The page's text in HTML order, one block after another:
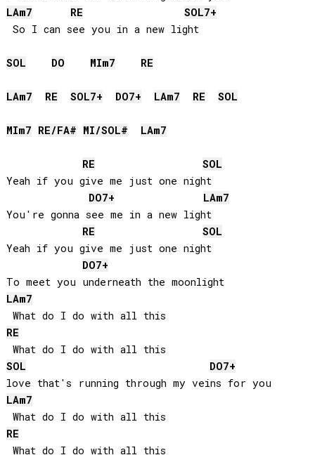
LAm7 RE SOL7+
So I can see you in a new light
SOL DO MIm7 RE
LAm7 RE SOL7+ DO7+ LAm7 RE SOL
MIm7 RE/FA# MI/SOL# LAm7
RE
SOL
Yeah if you give me just one night
DO7+ LAm7
You're gonna see me in a new light
RE
SOL
Yeah if you give me just one night
DO7+
To meet you underneath the moonlight
LAm7
RE
SOL
DO7+
LAm7
RE